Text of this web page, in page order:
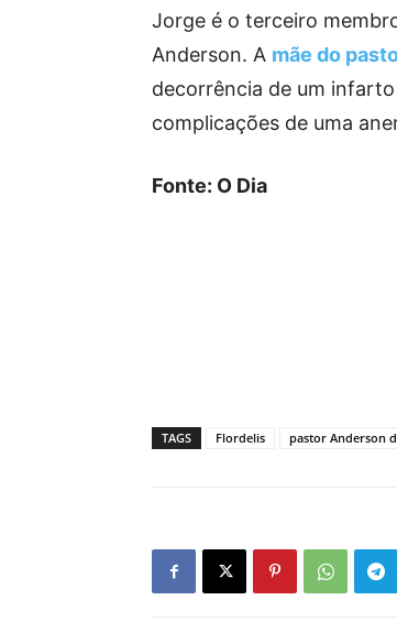
Jorge é o terceiro
Anderson. A mãe do
decorrência de um
complicações de uma
Fonte: O Dia
TAGS Flordelis pastor Anderson